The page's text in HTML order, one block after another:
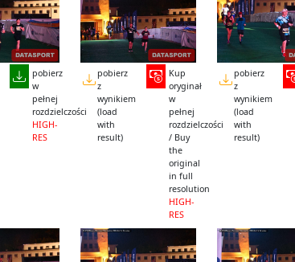
pobierz
w
pełnej
rozdzielczości
HIGH-
RES
pobierz
z
wynikiem
(load
with
result)
Kup
oryginał
w
pełnej
rozdzielczości
/ Buy
the
original
in full
resolution
HIGH-
RES
pobierz
z
wynikiem
(load
with
result)